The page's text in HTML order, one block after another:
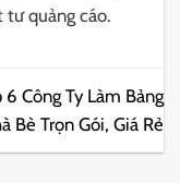
tư quảng cáo.
6 Công Ty Làm Bảng
Bè Trọn Gói, Giá Rẻ